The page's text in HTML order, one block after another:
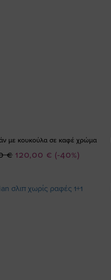
με κουκούλα σε καφέ χρώμα
(-40%)
Ειδική
120,00 €
€